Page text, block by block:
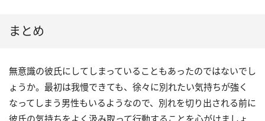
まとめ
無意識の彼氏にしてしまっていることもあったのではないでし
ょうか。最初は我慢できても、徐々に別れたい気持ちが強く
なってしまう男性もいるようなので、別れを切り出される前に
彼氏の気持ちをよく汲み取って行動することを心がけましょ